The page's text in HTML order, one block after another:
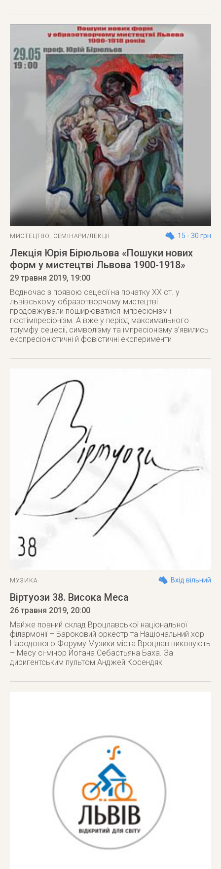
МИСТЕЦТВО, СЕМІНАРИ/ЛЕКЦІЇ 15 - 30 грн
Лекція Юрія Бірюльова «Пошуки нових
форм у мистецтві Львова 1900-1918»
29 травня 2019, 19:00
Водночас з появою сецесії на початку ХХ ст. у
львівському образотворчому мистецтві
продовжували поширюватися імпресіонізм і
постімпресіонізм. А вже у період максимального
тріумфу сецесії, символізму та імпресіонізму з’явились
експресіоністичні й фовістичні експерименти
МУЗИКА Вхід вільний
Віртуози 38. Висока Меса
26 травня 2019, 20:00
Майже повний склад Вроцлавської національної
філармонії – Бароковий оркестр та Національний хор
Народового Форуму Музики міста Вроцлав виконують
– Месу сі-мінор Йогана Себастьяна Баха. За
диригентським пультом Анджей Косендяк